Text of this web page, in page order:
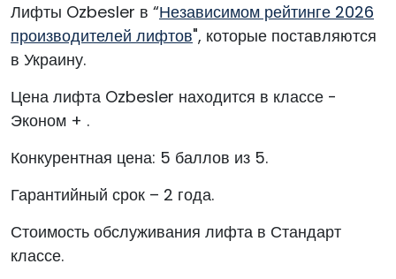
Лифты Ozbesler в “Независимом рейтинге 2026
производителей лифтов", которые поставляются
в Украину.
Цена лифта Ozbesler находится в классе -
Эконом + .
Конкурентная цена: 5 баллов из 5.
Гарантийный срок – 2 года.
Стоимость обслуживания лифта в Стандарт
классе.